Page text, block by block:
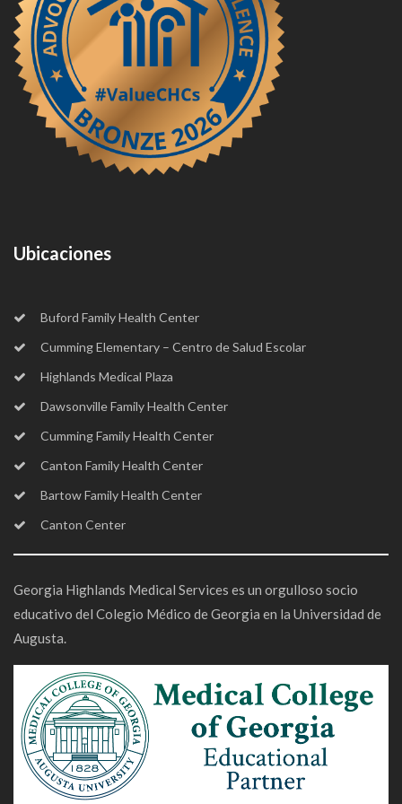
Ubicaciones
Buford Family Health Center
Cumming Elementary – Centro de Salud Escolar
Highlands Medical Plaza
Dawsonville Family Health Center
Cumming Family Health Center
Canton Family Health Center
Bartow Family Health Center
Canton Center
Georgia Highlands Medical Services es un orgulloso socio
educativo del Colegio Médico de Georgia en la Universidad de
Augusta.